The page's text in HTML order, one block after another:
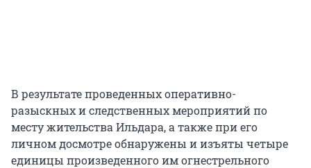
В результате проведенных оперативно-
разыскных и следственных мероприятий по
месту жительства Ильдара, а также при его
личном досмотре обнаружены и изъяты четыре
единицы произведенного им огнестрельного